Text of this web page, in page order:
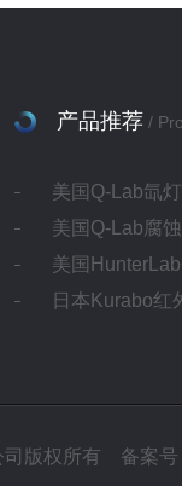
产品推荐 /
美国Q-Lab氙
美国Q-Lab腐
美国
日本Kurabo红
司版权所有 备案